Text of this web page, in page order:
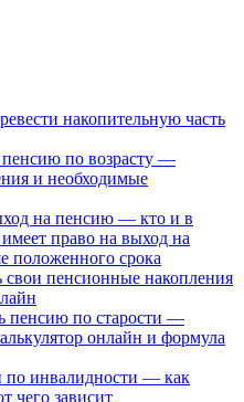
накопительную часть
по возрасту —
и необходимые
на пенсию — кто и в
право на выход на
положенного срока
свои пенсионные накопления
пенсию по старости —
онлайн и формула
по инвалидности — как
чего зависит